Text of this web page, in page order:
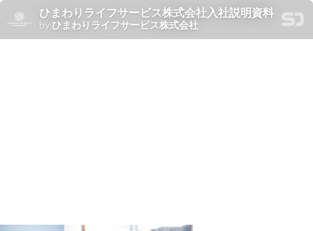
ひまわりライフサービス株式会社入社説明資料
byひまわりライフサービス株式会社